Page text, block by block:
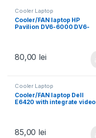
Cooler Laptop
Cooler/FAN laptop HP
Pavilion DV6-6000 DV6-
80,00 lei
Cooler Laptop
Cooler/FAN laptop Dell
E6420 with integrate video
85,00 lei